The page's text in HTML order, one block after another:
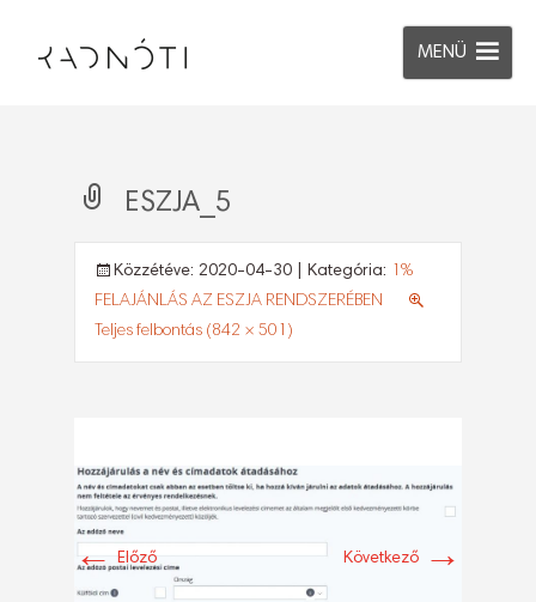
MENÜ
ESZJA_5
Közzétéve: 2020-04-30 | Kategória:
1%
FELAJÁNLÁS AZ ESZJA RENDSZERÉBEN
Teljes felbontás (842 × 501)
← Előző Következő →